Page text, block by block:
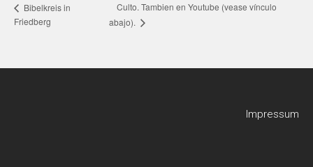
Bibelkreis in
Friedberg
Culto. Tambien en Youtube (vease vínculo
abajo).
Impressum